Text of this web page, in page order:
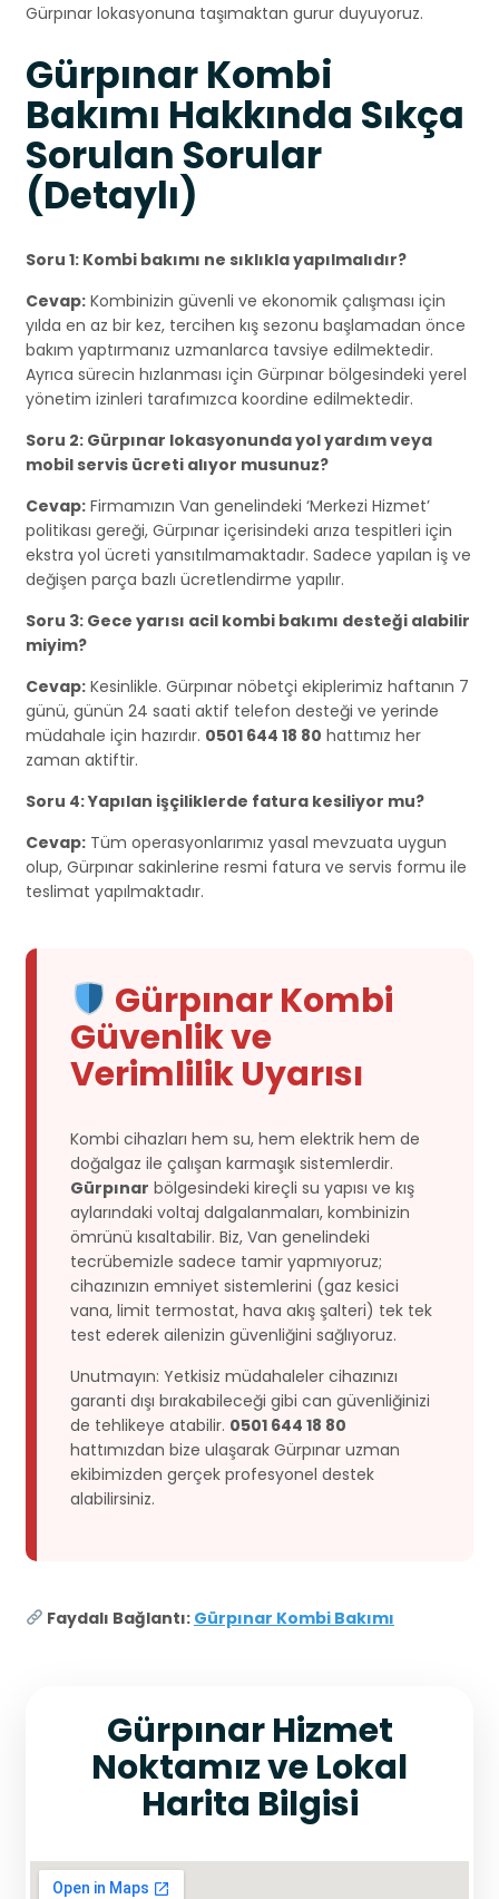
Gürpınar lokasyonuna taşımaktan gurur duyuyoruz.
Gürpınar Kombi
Bakımı Hakkında Sıkça
Sorulan Sorular
(Detaylı)
Soru 1: Kombi bakımı ne sıklıkla yapılmalıdır?
Cevap: Kombinizin güvenli ve ekonomik çalışması için
yılda en az bir kez, tercihen kış sezonu başlamadan önce
bakım yaptırmanız uzmanlarca tavsiye edilmektedir.
Ayrıca sürecin hızlanması için Gürpınar bölgesindeki yerel
yönetim izinleri tarafımızca koordine edilmektedir.
Soru 2: Gürpınar lokasyonunda yol yardım veya
mobil servis ücreti alıyor musunuz?
Cevap: Firmamızın Van genelindeki ‘Merkezi Hizmet’
politikası gereği, Gürpınar içerisindeki arıza tespitleri için
ekstra yol ücreti yansıtılmamaktadır. Sadece yapılan iş ve
değişen parça bazlı ücretlendirme yapılır.
Soru 3: Gece yarısı acil kombi bakımı desteği alabilir
miyim?
Cevap: Kesinlikle. Gürpınar nöbetçi ekiplerimiz haftanın 7
günü, günün 24 saati aktif telefon desteği ve yerinde
müdahale için hazırdır. 0501 644 18 80 hattımız her
zaman aktiftir.
Soru 4: Yapılan işçiliklerde fatura kesiliyor mu?
Cevap: Tüm operasyonlarımız yasal mevzuata uygun
olup, Gürpınar sakinlerine resmi fatura ve servis formu ile
teslimat yapılmaktadır.
Gürpınar Kombi
Güvenlik ve
Verimlilik Uyarısı
Kombi cihazları hem su, hem elektrik hem de
doğalgaz ile çalışan karmaşık sistemlerdir.
Gürpınar bölgesindeki kireçli su yapısı ve kış
aylarındaki voltaj dalgalanmaları, kombinizin
ömrünü kısaltabilir. Biz, Van genelindeki
tecrübemizle sadece tamir yapmıyoruz;
cihazınızın emniyet sistemlerini (gaz kesici
vana, limit termostat, hava akış şalteri) tek tek
test ederek ailenizin güvenliğini sağlıyoruz.
Unutmayın: Yetkisiz müdahaleler cihazınızı
garanti dışı bırakabileceği gibi can güvenliğinizi
de tehlikeye atabilir. 0501 644 18 80
hattımızdan bize ulaşarak Gürpınar uzman
ekibimizden gerçek profesyonel destek
alabilirsiniz.
Faydalı Bağlantı: Gürpınar Kombi Bakımı
Gürpınar Hizmet
Noktamız ve Lokal
Harita Bilgisi